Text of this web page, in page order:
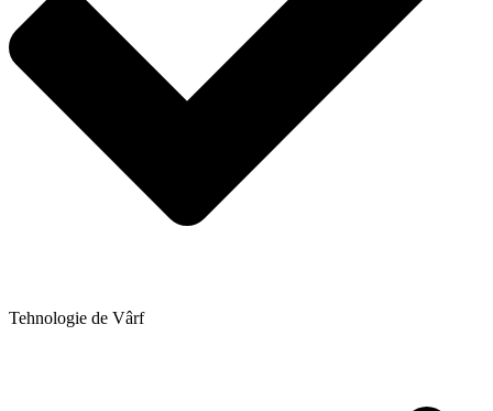
Tehnologie de Vârf